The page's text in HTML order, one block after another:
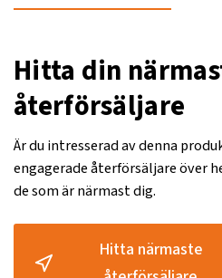
Hitta din
återförsäljare
Är du intresserad av denna
engagerade återförsäljare över
de som är närmast dig.
Hitta närmaste